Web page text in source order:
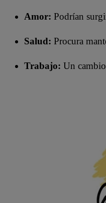
Amor: Podrían
Salud: Procura
Trabajo: Un